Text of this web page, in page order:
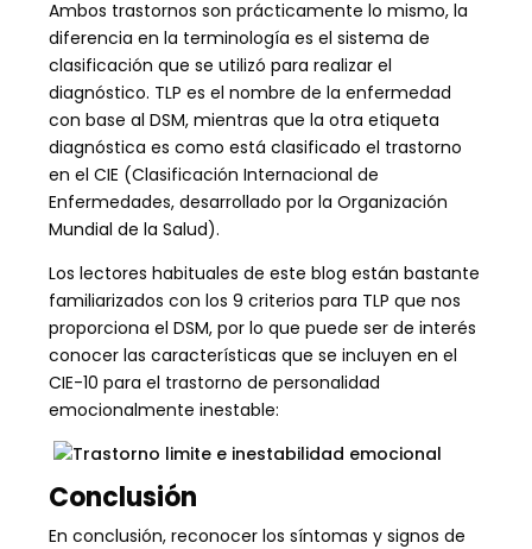
Ambos trastornos son prácticamente lo mismo, la
diferencia en la terminología es el sistema de
clasificación que se utilizó para realizar el
diagnóstico. TLP es el nombre de la enfermedad
con base al DSM, mientras que la otra etiqueta
diagnóstica es como está clasificado el trastorno
en el CIE (Clasificación Internacional de
Enfermedades, desarrollado por la Organización
Mundial de la Salud).
Los lectores habituales de este blog están bastante
familiarizados con los 9 criterios para TLP que nos
proporciona el DSM, por lo que puede ser de interés
conocer las características que se incluyen en el
CIE-10 para el trastorno de personalidad
emocionalmente inestable:
Conclusión
En conclusión, reconocer los síntomas y signos de